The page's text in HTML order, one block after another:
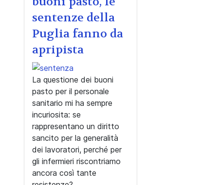
sentenze della
Puglia fanno da
apripista
La questione dei buoni
pasto per il personale
sanitario mi ha sempre
incuriosita: se
rappresentano un diritto
sancito per la generalità
dei lavoratori, perché per
gli infermieri riscontriamo
ancora così tante